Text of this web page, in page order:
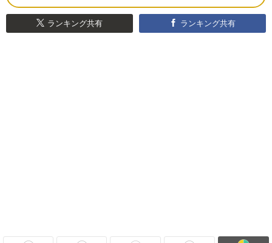
ランキング共有 ランキング共有